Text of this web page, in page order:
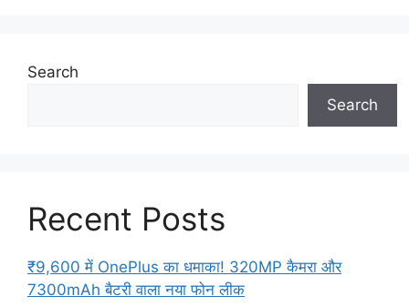
Search
Search
Recent Posts
₹9,600 में OnePlus का धमाका! 320MP कैमरा और
7300mAh बैटरी वाला नया फोन लीक